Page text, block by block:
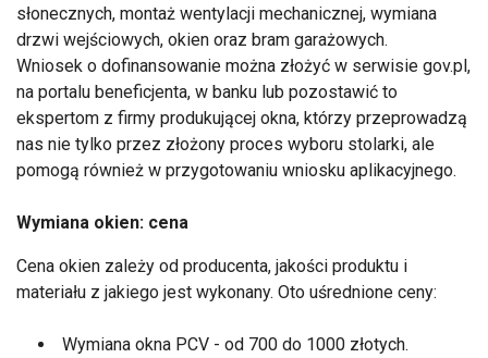
słonecznych, montaż wentylacji mechanicznej, wymiana
drzwi wejściowych, okien oraz bram garażowych.
Wniosek o dofinansowanie można złożyć w serwisie gov.pl,
na portalu beneficjenta, w banku lub pozostawić to
ekspertom z firmy produkującej okna, którzy przeprowadzą
nas nie tylko przez złożony proces wyboru stolarki, ale
pomogą również w przygotowaniu wniosku aplikacyjnego.
Wymiana okien: cena
Cena okien zależy od producenta, jakości produktu i
materiału z jakiego jest wykonany. Oto uśrednione ceny:
Wymiana okna PCV - od 700 do 1000 złotych.